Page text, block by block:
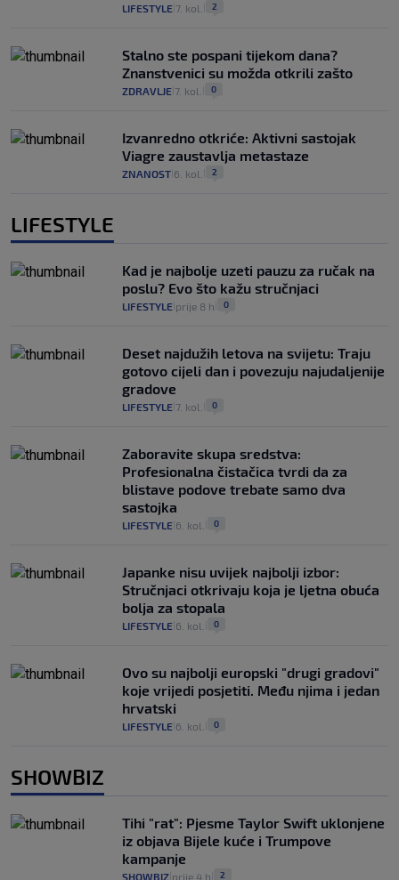
LIFESTYLE 7. kol. 2
Stalno ste pospani tijekom dana?
Znanstvenici su možda otkrili zašto
ZDRAVLJE 7. kol. 0
Izvanredno otkriće: Aktivni sastojak
Viagre zaustavlja metastaze
ZNANOST 6. kol. 2
LIFESTYLE
Kad je najbolje uzeti pauzu za ručak na
poslu? Evo što kažu stručnjaci
LIFESTYLE prije 8 h 0
Deset najdužih letova na svijetu: Traju
gotovo cijeli dan i povezuju najudaljenije
gradove
LIFESTYLE 7. kol. 0
Zaboravite skupa sredstva:
Profesionalna čistačica tvrdi da za
blistave podove trebate samo dva
sastojka
LIFESTYLE 6. kol. 0
Japanke nisu uvijek najbolji izbor:
Stručnjaci otkrivaju koja je ljetna obuća
bolja za stopala
LIFESTYLE 6. kol. 0
Ovo su najbolji europski "drugi gradovi"
koje vrijedi posjetiti. Među njima i jedan
hrvatski
LIFESTYLE 6. kol. 0
SHOWBIZ
Tihi "rat": Pjesme Taylor Swift uklonjene
iz objava Bijele kuće i Trumpove
kampanje
SHOWBIZ prije 4 h 2